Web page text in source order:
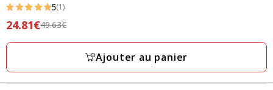
5
étoiles
avec
avis
5(1)
Prix
précédent
prix
final
24.81€49.63€
Ajouter au panier